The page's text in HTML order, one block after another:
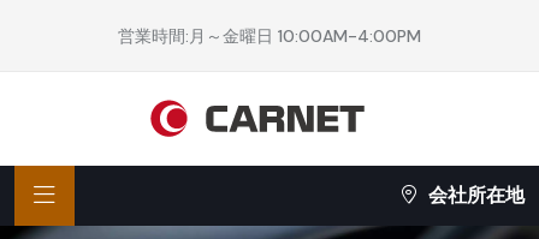
営業時間:月～金曜日 10:00AM-4:00PM
会社所在地